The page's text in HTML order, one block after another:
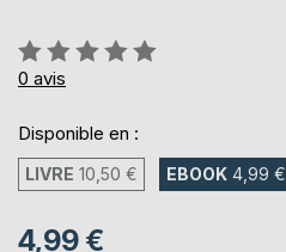
Évaluation:
0%
0 avis
Disponible en :
LIVRE 10,50 € EBOOK 4,99 €
4,99 €